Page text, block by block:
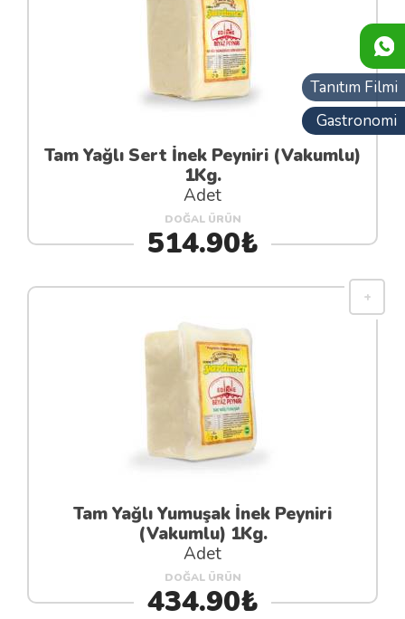
Tam Yağlı Sert İnek Peyniri (Vakumlu)
1Kg.
Adet
DOĞAL ÜRÜN
514.90₺
Tam Yağlı Yumuşak İnek Peyniri
(Vakumlu) 1Kg.
Adet
DOĞAL ÜRÜN
434.90₺
Tanıtım Filmi
Gastronomi